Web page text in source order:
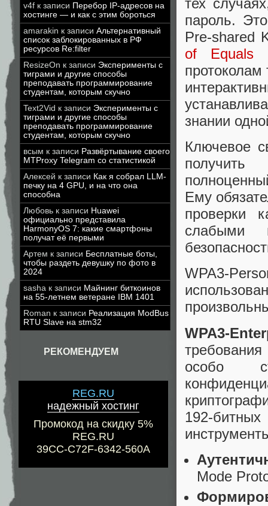
v4f к записи Перебор IP-адресов на
хостинге — и как с этим бороться
amarakin к записи Альтернативный
список заблокированных в РФ
ресурсов Re:filter
ResizeOn к записи Эксперименты с
тиграми и другие способы
преподавать программирование
студентам, которым скучно
Text2Vid к записи Эксперименты с
тиграми и другие способы
преподавать программирование
студентам, которым скучно
всым к записи Развёртывание своего
MTProxy Telegram со статистикой
Алексей к записи Как я собрал LLM-
печку на 4 GPU, и на что она
способна
Любовь к записи Huawei
официально представила
HarmonyOS 7: какие смартфоны
получат её первыми
Артем к записи Бесплатные боты,
чтобы раздеть девушку по фото в
2024
sasha к записи Майнинг биткоинов
на 55-летнем ветеране IBM 1401
Roman к записи Реализация ModBus
RTU Slave на stm32
РЕКОМЕНДУЕМ
REG.RU
надежный хостинг
Промокод на скидку 5%
REG.RU
39CC-C72F-6342-560A
пароль.
Pre-shared
of Equals
знании
Ключевое
получить
Ему
проверки
слабыми
WPA3-
WPA3-
требования
особо
192-
Mode